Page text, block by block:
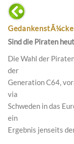
GedankenstÃ¼cke
Sind die Piraten
Die Wahl der
der
Generation C64,
via
Schweden in das
ein
Ergebnis jenseits